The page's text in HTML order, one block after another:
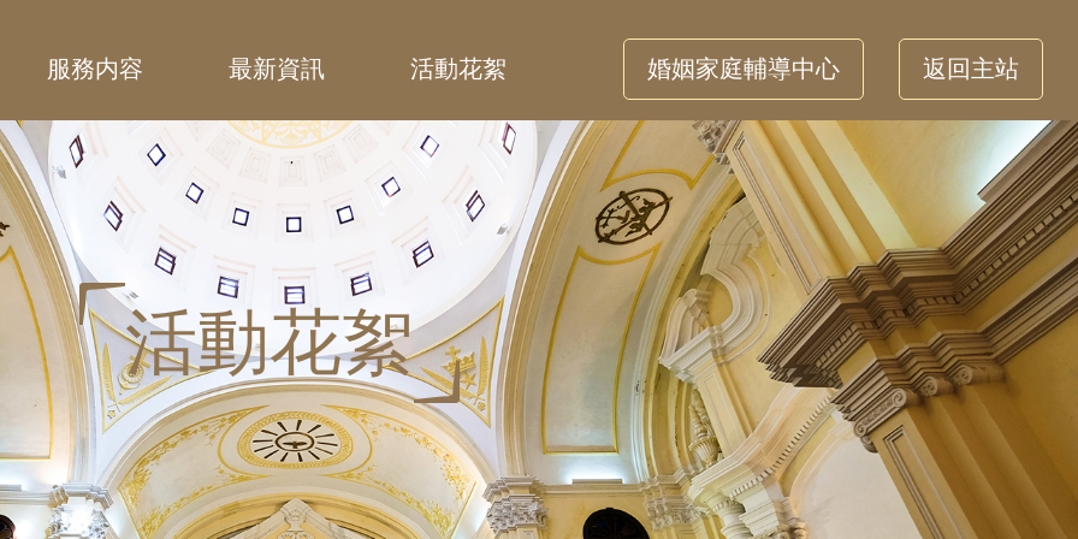
服務内容 最新資訊
活動消息
表格下載
活動花絮 婚姻家庭輔導中心 返回主站
活動花絮